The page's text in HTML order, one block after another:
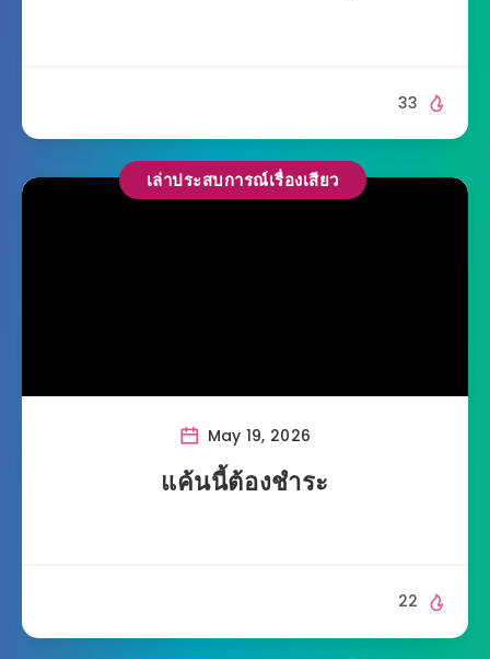
33
เล่าประสบการณ์เรื่องเสียว
May 19, 2026
แค้นนี้ต้องชำระ
22